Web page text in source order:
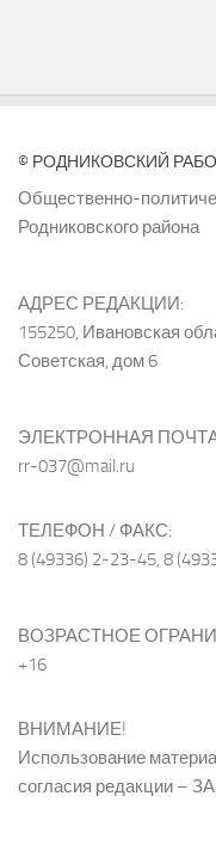
© РОДНИКОВСКИЙ
Общественно-
Родниковского района
АДРЕС РЕДАКЦИИ:
155250, Ивановская
Советская, дом 6
ЭЛЕКТРОННАЯ
rr-037@mail.ru
ТЕЛЕФОН / ФАКС:
8 (49336) 2-23-45, 8
ВОЗРАСТНОЕ
+16
ВНИМАНИЕ!
Использование
согласия редакции –